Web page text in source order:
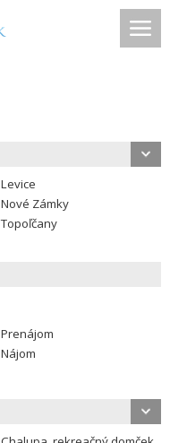
Levice
Nové Zámky
Topoľčany
Prenájom
Nájom